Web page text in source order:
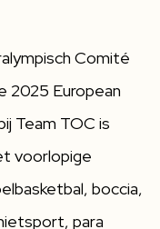
Comité
2025 European
Team TOC is
voorlopige
boccia,
para